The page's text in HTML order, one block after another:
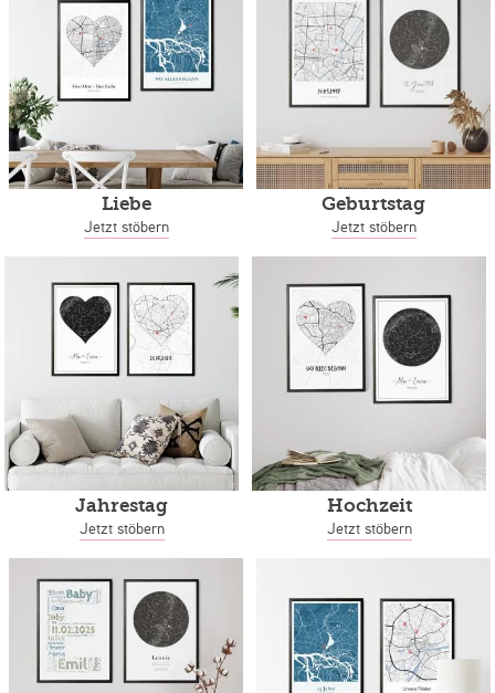
Liebe
Jetzt stöbern
Geburtstag
Jetzt stöbern
Jahrestag
Jetzt stöbern
Hochzeit
Jetzt stöbern